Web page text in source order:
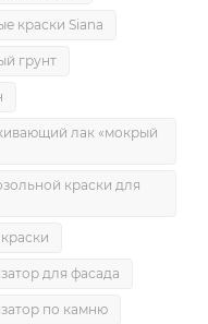
краски Siana
грунт
лак «мокрый
краски для
для фасада
по камню